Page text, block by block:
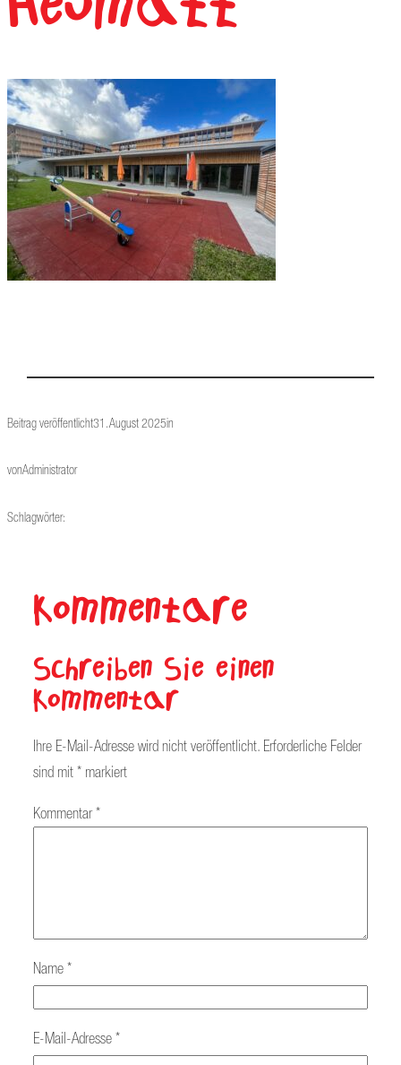
Beitrag veröffentlicht31. August 2025in
vonAdministrator
Schlagwörter:
Kommentare
Schreiben Sie einen
Kommentar
Ihre E-Mail-Adresse wird nicht veröffentlicht. Erforderliche Felder
sind mit *markiert
Kommentar*
Name *
E-Mail-Adresse *